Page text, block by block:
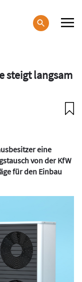
steigt langsam
eine
von der KfW
für den Einbau